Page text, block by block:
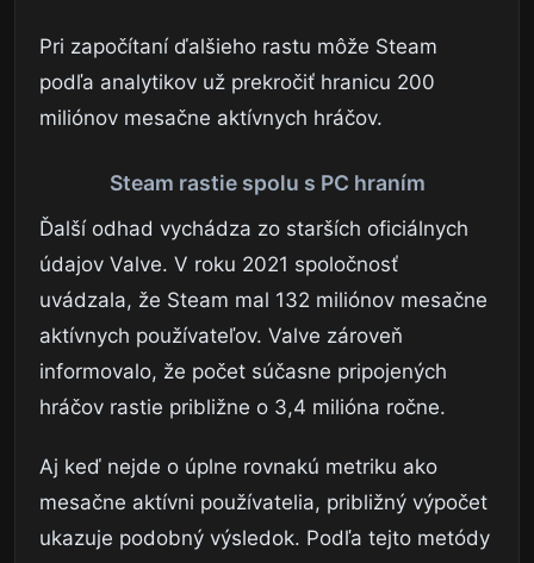
Pri započítaní ďalšieho rastu môže Steam
podľa analytikov už prekročiť hranicu 200
miliónov mesačne aktívnych hráčov.
Steam rastie spolu s PC hraním
Ďalší odhad vychádza zo starších oficiálnych
údajov Valve. V roku 2021 spoločnosť
uvádzala, že Steam mal 132 miliónov mesačne
aktívnych používateľov. Valve zároveň
informovalo, že počet súčasne pripojených
hráčov rastie približne o 3,4 milióna ročne.
Aj keď nejde o úplne rovnakú metriku ako
mesačne aktívni používatelia, približný výpočet
ukazuje podobný výsledok. Podľa tejto metódy